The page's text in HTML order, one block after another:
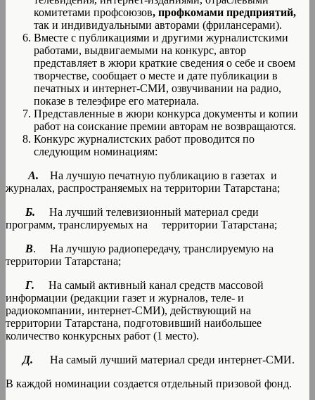
комитетами профсоюзов, профкомами предприятий,
так и индивидуальными авторами (фрилансерами).
Вместе с публикациями и другими журналистскими
работами, выдвигаемыми на конкурс, автор
представляет в жюри краткие сведения о себе и своем
творчестве, сообщает о месте и дате публикации в
печатных и интернет-СМИ, озвучивании на радио,
показе в телеэфире его материала.
Представленные в жюри конкурса документы и копии
работ на соискание премии авторам не возвращаются.
Конкурс журналистских работ проводится по
следующим номинациям:
А. На лучшую печатную публикацию в газетах и
журналах, распространяемых на территории Татарстана;
Б.
На лучший телевизионный материал среди
программ, транслируемых на территории Татарстана;
В. На лучшую радиопередачу, транслируемую на
территории Татарстана;
Г. На самый активный канал средств массовой
информации (редакции газет и журналов, теле- и
радиокомпании, интернет-СМИ), действующий на
территории Татарстана, подготовивший наибольшее
количество конкурсных работ (1 место).
Д. На самый лучший материал среди интернет-СМИ.
В каждой номинации создается отдельный призовой фонд.